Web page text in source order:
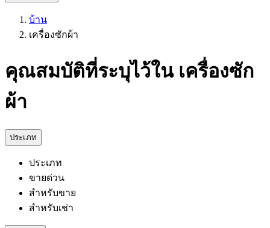
บ้าน
เครื่องซักผ้า
คุณสมบัติที่ระบุไว้ใน เครื่องซัก
ผ้า
ประเภท
ประเภท
ขายด่วน
สำหรับขาย
สำหรับเช่า